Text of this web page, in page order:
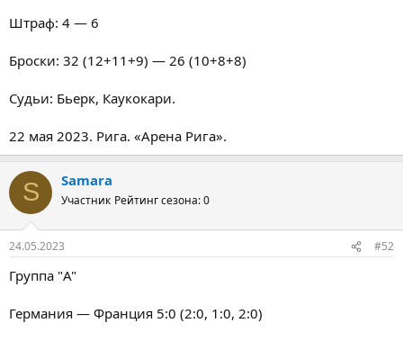
Штраф: 4 — 6
Броски: 32 (12+11+9) — 26 (10+8+8)
Судьи: Бьерк, Каукокари.
22 мая 2023. Рига. «Арена Рига».
S Samara
Участник Рейтинг сезона: 0
24.05.2023 #52
Группа "A"
Германия — Франция 5:0 (2:0, 1:0, 2:0)